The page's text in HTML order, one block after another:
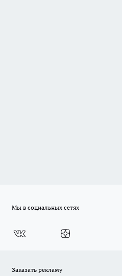
Мы в социальных сетях
Заказать рекламу